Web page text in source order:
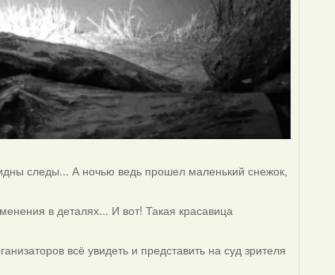
следы... А ночью ведь прошел маленький снежок,
в деталях... И вот! Такая красавица
всё увидеть и представить на суд зрителя